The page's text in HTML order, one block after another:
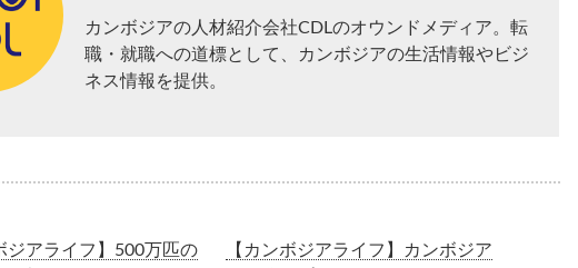
カンボジアの人材紹介会社CDLのオウンドメディア。転
職・就職への道標として、カンボジアの生活情報やビジ
ネス情報を提供。
ジアライフ】500万匹の 【カンボジアライフ】カンボジア